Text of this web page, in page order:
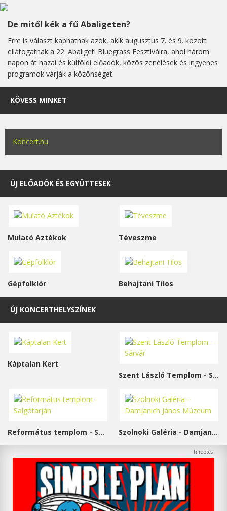
De mitől kék a fű Abaligeten?
Erre is választ kaphatnak azok, akik augusztus 7. és 9. között
ellátogatnak a 22. Abaligeti Bluegrass Fesztiválra, ahol három
napon át hazai és külföldi előadók, közös zenélések és ingyenes
programok várják a közönséget.
KÖVESS MINKET
Koncert.hu
ÚJ ELŐADÓK ÉS EGYÜTTESEK
Mulató Aztékok Téveszme
Gépfolklór Behajtani Tilos
ÚJ KONCERTHELYSZÍNEK
Káptalan Kert
Szent László Templom - Sárvár
Református templom - Salgótarján Szolnoki Galéria - Damjanich János Múzeum